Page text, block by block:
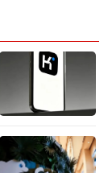
在亚太地区
，强生
项单独的
权利。
Urech
达成这项协